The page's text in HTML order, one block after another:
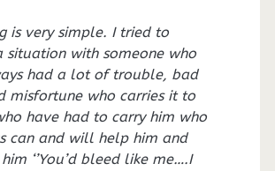
is very simple. I tried to
situation with someone who
had a lot of trouble, bad
misfortune who carries it to
have had to carry him who
can and will help him and
‘’You’d bleed like me….I